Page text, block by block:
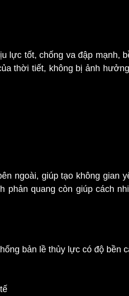
lực tốt, chống va đập mạnh,
thời tiết, không bị ảnh
ngoài, giúp tạo không gian
phản quang còn giúp cách
bản lề thủy lực có độ bền